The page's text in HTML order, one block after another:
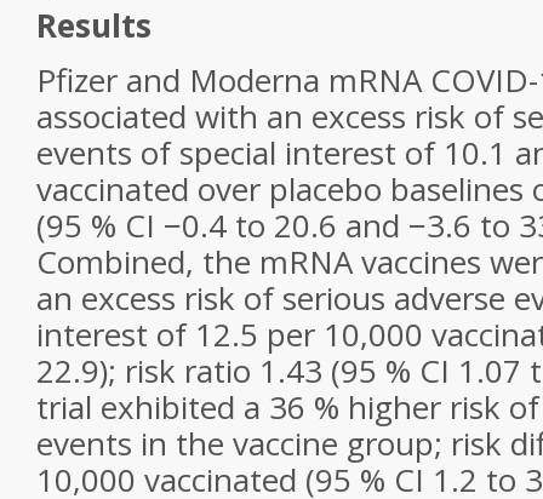
Results
Pfizer and Moderna mRNA
associated with an excess risk of
events of special interest of 10.1
vaccinated over placebo baselines
(95 % CI −0.4 to 20.6 and −3.6 to
Combined, the mRNA vaccines
an excess risk of serious adverse
interest of 12.5 per 10,000
22.9); risk ratio 1.43 (95 % CI 1.07
trial exhibited a 36 % higher risk
events in the vaccine group; risk
10,000 vaccinated (95 % CI 1.2 to